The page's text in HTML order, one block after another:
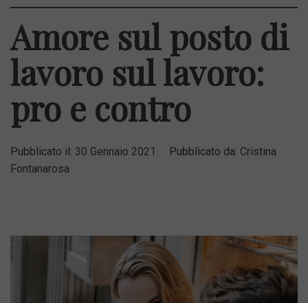
Amore sul posto di
lavoro sul lavoro:
pro e contro
Pubblicato il: 30 Gennaio 2021 Pubblicato da: Cristina
Fontanarosa